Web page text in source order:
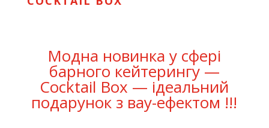
Модна новинка у сфері
барного кейтерингу —
Cocktail Box — ідеальний
подарунок з вау-ефектом !!!